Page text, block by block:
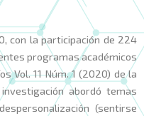
con la participación de 224
programas académicos
Vol. 11 Núm. 1 (2020) de la
investigación abordó temas
(sentirse